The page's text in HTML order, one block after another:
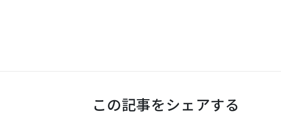
この記事をシェアする